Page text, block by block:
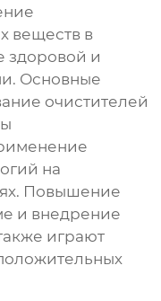
веществ в
здоровой и
Основные
очистителей
на
Повышение
и внедрение
играют